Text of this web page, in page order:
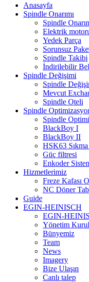
Anasayfa
Spindle Onarımı
Spindle
Elektrik motoru
Yedek Parça
Sorunsuz
Spindle Takibi
İndirilebilir
Spindle Değişimi
Spindle
Mevcut
Spindle Oteli
Spindle
Spindle
BlackBoy I
BlackBoy II
HSK63
Güç filtresi
Enkoder
Hizmetlerimiz
Freze Kafası
NC Döner
Guide
EGIN-HEINISCH
EGIN-
Yönetim
Bünyemiz
Team
News
Imagery
Bize Ulaşın
Canlı talep